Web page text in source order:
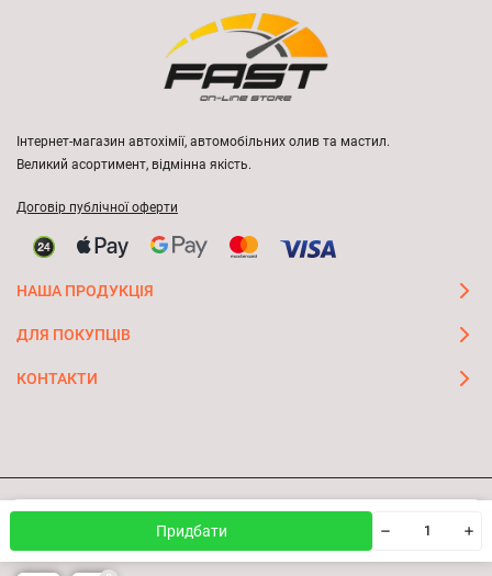
Придбати
Інтернет-магазин автохімії, автомобільних олив та мастил.
Великий асортимент, відмінна якість.
Договір публічної оферти
НАША ПРОДУКЦІЯ
ДЛЯ ПОКУПЦІВ
КОНТАКТИ